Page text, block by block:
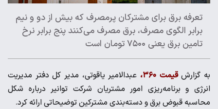
تعرفه برق برای مشترکان پرمصرف که بیش از دو و نیم
برابر الگوی مصرف، برق مصرف می‌کنند پنج برابر نرخ
تامین برق یعنی ۷۵۰۰ تومان است
به گزارشقیمت ۳۶۰،
عبدالامیر یاقوتی، مدیر کل دفتر مدیریت
انرژی و برنامه‌ریزی امور مشتریان شرکت توانیر درباره شکل
محاسبه قبوض برق و دسته‌بندی مشترکین توضیحاتی ارائه کرد.